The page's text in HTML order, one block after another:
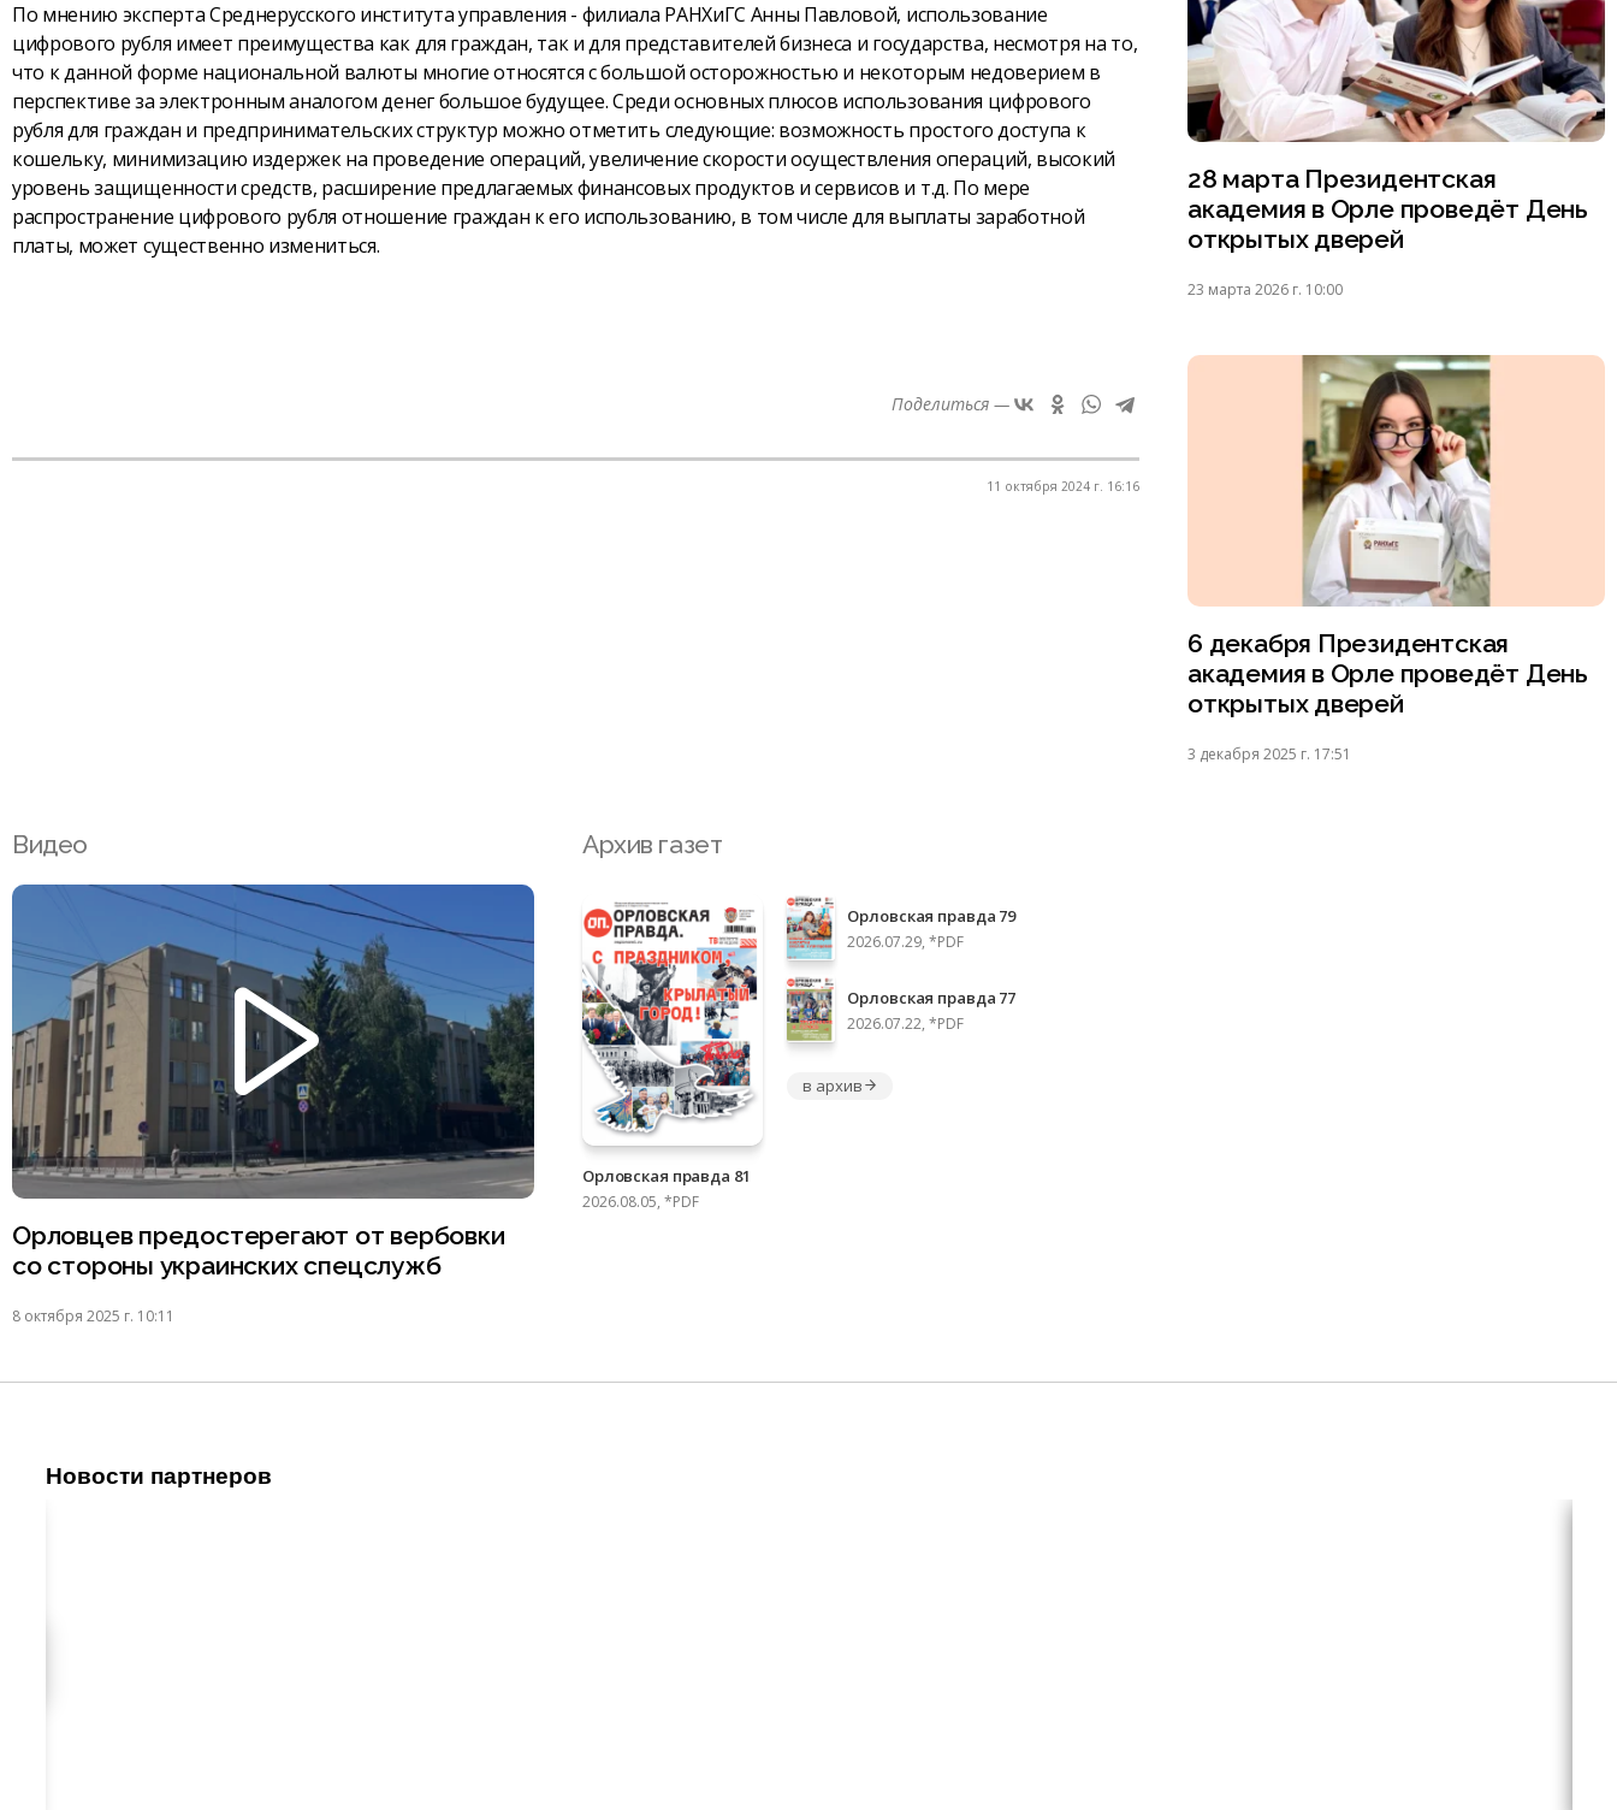
По мнению эксперта Среднерусского института управления - филиала РАНХиГС Анны Павловой, использование
цифрового рубля имеет преимущества как для граждан, так и для представителей бизнеса и государства, несмотря на то,
что к данной форме национальной валюты многие относятся с большой осторожностью и некоторым недоверием в
перспективе за электронным аналогом денег большое будущее. Среди основных плюсов использования цифрового
рубля для граждан и предпринимательских структур можно отметить следующие: возможность простого доступа к
кошельку, минимизацию издержек на проведение операций, увеличение скорости осуществления операций, высокий
уровень защищенности средств, расширение предлагаемых финансовых продуктов и сервисов и т.д. По мере
распространение цифрового рубля отношение граждан к его использованию, в том числе для выплаты заработной
платы, может существенно измениться.
Поделиться —
11 октября 2024 г. 16:16
28 марта Президентская
академия в Орле проведёт День
открытых дверей
23 марта 2026 г. 10:00
6 декабря Президентская
академия в Орле проведёт День
открытых дверей
3 декабря 2025 г. 17:51
Видео
Орловцев предостерегают от вербовки
со стороны украинских спецслужб
8 октября 2025 г. 10:11
Архив газет
Орловская правда 81
2026.08.05, *PDF
Орловская правда 79
2026.07.29, *PDF
Орловская правда 77
2026.07.22, *PDF
в архив
Новости партнеров